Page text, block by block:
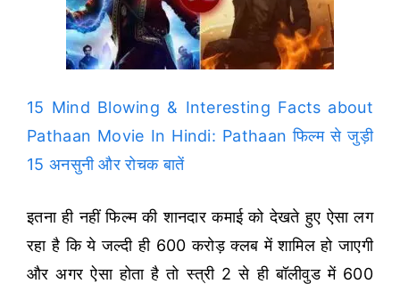
15 Mind Blowing & Interesting Facts about
Pathaan Movie In Hindi: Pathaan फिल्म से जुड़ी
15 अनसुनी और रोचक बातें
इतना ही नहीं फिल्म की शानदार कमाई को देखते हुए ऐसा लग
रहा है कि ये जल्दी ही 600 करोड़ क्लब में शामिल हो जाएगी
और अगर ऐसा होता है तो स्त्री 2 से ही बॉलीवुड में 600